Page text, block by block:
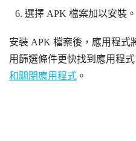
選擇 APK 檔案加以安裝。
安裝 APK 檔案後，應用程式
用篩選條件更快找到應用程
和關閉應用程式 。